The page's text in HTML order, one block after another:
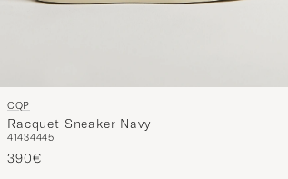
CQP
Racquet Sneaker Navy
41434445
390€